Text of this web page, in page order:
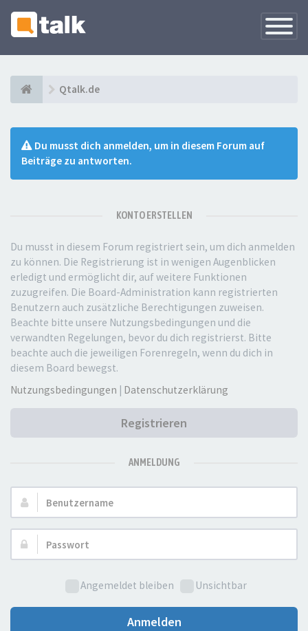
Qtalk.de
Du musst dich anmelden, um in diesem Forum auf
Beiträge zu antworten.
KONTO ERSTELLEN
Du musst in diesem Forum registriert sein, um dich anmelden
zu können. Die Registrierung ist in wenigen Augenblicken
erledigt und ermöglicht dir, auf weitere Funktionen
zuzugreifen. Die Board-Administration kann registrierten
Benutzern auch zusätzliche Berechtigungen zuweisen.
Beachte bitte unsere Nutzungsbedingungen und die
verwandten Regelungen, bevor du dich registrierst. Bitte
beachte auch die jeweiligen Forenregeln, wenn du dich in
diesem Board bewegst.
Nutzungsbedingungen | Datenschutzerklärung
Registrieren
ANMELDUNG
Benutzername:
Passwort:
Angemeldet bleiben Unsichtbar
Anmelden